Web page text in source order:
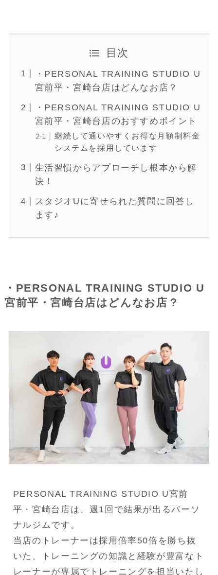
目次
・PERSONAL TRAINING STUDIO U
宮前平・宮崎台店はどんなお店？
・PERSONAL TRAINING STUDIO U
宮前平・宮崎台店のおすすめポイント
継続して通いやすくお得な月額制料金
システムを採用しています
生活習慣からアプローチし根本から解
決！
スタジオUに寄せられた質問に回答し
ます♪
・PERSONAL TRAINING STUDIO U
宮前平・宮崎台店はどんなお店？
PERSONAL TRAINING STUDIO U宮前
平・宮崎台店は、週1回で結果が出るパーソ
ナルジムです。
当店のトレーナーは採用倍率50倍を勝ち抜
いた、トレーニングの知識と経験が豊富なト
レーナーが専属でトレーニングを担当いたし